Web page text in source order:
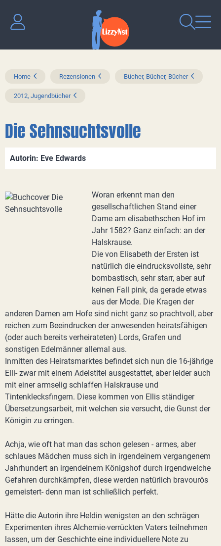
Home Rezensionen Bücher, Bücher, Bücher
2012, Jugendbücher
Die Sehnsuchtsvolle
Autorin: Eve Edwards
Woran erkennt man den
gesellschaftlichen Stand einer
Dame am elisabethschen Hof im
Jahr 1582? Ganz einfach: an der
Halskrause.
Die von Elisabeth der Ersten ist
natürlich die eindrucksvollste, sehr
bombastisch, sehr starr, aber auf
keinen Fall pink, da gerade etwas
aus der Mode. Die Kragen der
anderen Damen am Hofe sind nicht ganz so prachtvoll, aber
reichen zum Beeindrucken der anwesenden heiratsfähigen
(oder auch bereits verheirateten) Lords, Grafen und
sonstigen Edelmänner allemal aus.
Inmitten des Heiratsmarktes befindet sich nun die 16-jährige
Elli- zwar mit einem Adelstitel ausgestattet, aber leider auch
mit einer armselig schlaffen Halskrause und
Tintenklecksfingern. Diese kommen von Ellis ständiger
Übersetzungsarbeit, mit welchen sie versucht, die Gunst der
Königin zu erringen.
Achja, wie oft hat man das schon gelesen - armes, aber
schlaues Mädchen muss sich in irgendeinem vergangenem
Jahrhundert an irgendeinem Königshof durch irgendwelche
Gefahren durchkämpfen, diese werden natürlich bravourös
gemeistert- denn man ist schließlich perfekt.
Hätte die Autorin ihre Heldin wenigsten an den schrägen
Experimenten ihres Alchemie-verrückten Vaters teilnehmen
lassen, um der Geschichte eine individuellere Note zu